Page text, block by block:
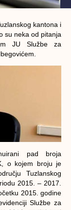
kantona i
su neka od pitanja
JU Službe za
pad broja
o kojem broju je
Tuzlanskog
2015. – 2017.
2015. godine
Službe za